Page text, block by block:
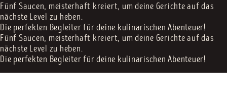
Fünf Saucen, meisterhaft kreiert, um deine Gerichte auf das
nächste Level zu heben.
Die perfekten Begleiter für deine kulinarischen Abenteuer!
Fünf Saucen, meisterhaft kreiert, um deine Gerichte auf das
nächste Level zu heben.
Die perfekten Begleiter für deine kulinarischen Abenteuer!